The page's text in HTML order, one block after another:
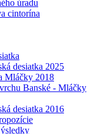
úradu
cintorína
desiatka 2025
Mláčky 2018
Banské - Mláčky
desiatka 2016